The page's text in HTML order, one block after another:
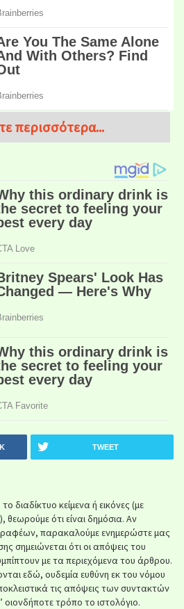
περισσότερα...
TWEET
κείμενα ή εικόνες (με
θεωρούμε ότι είναι δημόσια. Αν
παρακαλούμε ενημερώστε μας
σημειώνεται ότι οι απόψεις του
με τα περιεχόμενα του άρθρου.
εδώ, ουδεμία ευθύνη εκ του νόμου
τις απόψεις των συντακτών
οιονδήποτε τρόπο το ιστολόγιο.